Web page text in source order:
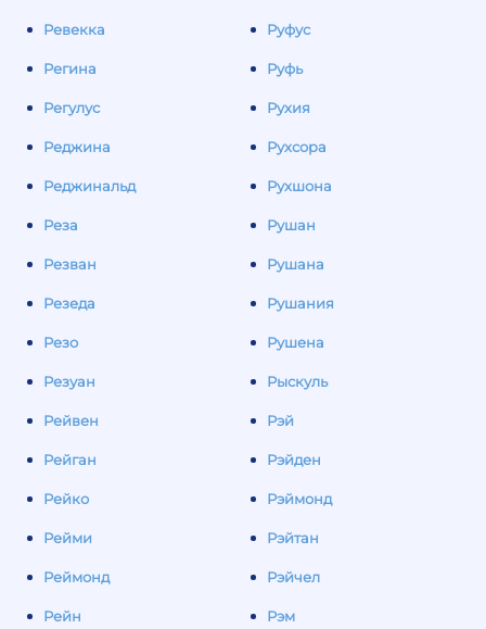
Ревекка
Регина
Регулус
Реджина
Реджинальд
Реза
Резван
Резеда
Резо
Резуан
Рейвен
Рейган
Рейко
Рейми
Реймонд
Рейн
Руфус
Руфь
Рухия
Рухсора
Рухшона
Рушан
Рушана
Рушания
Рушена
Рыскуль
Рэй
Рэйден
Рэймонд
Рэйтан
Рэйчел
Рэм